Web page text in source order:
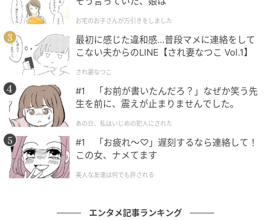
お宅のお子さんが万引きをしました
最初に感じた違和感…普段マメに連絡をして
こない夫からのLINE【され妻なつこ Vol.1】
され妻なつこ
#1 「お前が書いたんだろ？」なぜか笑う先
生を前に、震えが止まりませんでした。
あの日、私はいじめの犯人にされた
#1 「お疲れ〜♡」遅刻するなら連絡して！
この女、ナメてます
美人な友達は何でも許される
エンタメ記事ランキング